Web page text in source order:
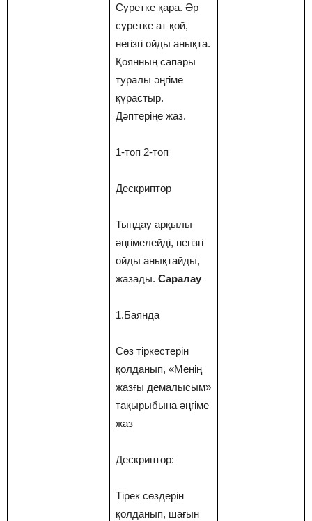
Суретке қара. Әр
суретке ат қой,
негізгі ойды анықта.
Қоянның сапары
туралы әңгіме
құрастыр.
Дәптеріңе жаз.
1-топ 2-топ
Дескриптор
Тыңдау арқылы
әңгімелейді, негізгі
ойды анықтайды,
жазады. Саралау
1.Баянда
Сөз тіркестерін
қолданып, «Менің
жазғы демалысым»
тақырыбына әңгіме
жаз
Дескриптор:
Тірек сөздерін
қолданып, шағын